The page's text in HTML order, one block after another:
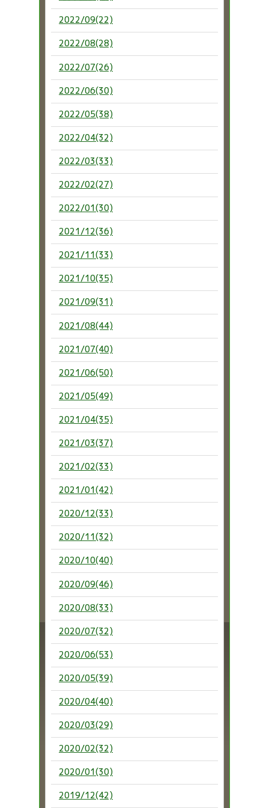
2022/09(22)
2022/08(28)
2022/07(26)
2022/06(30)
2022/05(38)
2022/04(32)
2022/03(33)
2022/02(27)
2022/01(30)
2021/12(36)
2021/11(33)
2021/10(35)
2021/09(31)
2021/08(44)
2021/07(40)
2021/06(50)
2021/05(49)
2021/04(35)
2021/03(37)
2021/02(33)
2021/01(42)
2020/12(33)
2020/11(32)
2020/10(40)
2020/09(46)
2020/08(33)
2020/07(32)
2020/06(53)
2020/05(39)
2020/04(40)
2020/03(29)
2020/02(32)
2020/01(30)
2019/12(42)